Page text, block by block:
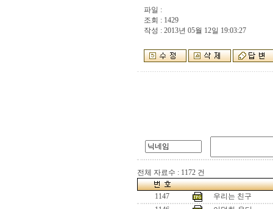
파일 :
조회 : 1429
작성 : 2013년 05월 12일 19:03:27
전체 자료수 : 1172 건
1147
우리는 친구